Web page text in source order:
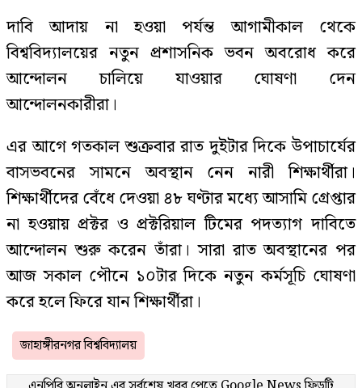
দাবি আদায় না হওয়া পর্যন্ত আগামীকাল থেকে
বিশ্ববিদ্যালয়ের নতুন প্রশাসনিক ভবন অবরোধ করে
আন্দোলন চালিয়ে যাওয়ার ঘোষণা দেন
আন্দোলনকারীরা।
এর আগে গতকাল শুক্রবার রাত দুইটার দিকে উপাচার্যের
বাসভবনের সামনে অবস্থান নেন নারী শিক্ষার্থীরা।
শিক্ষার্থীদের বেঁধে দেওয়া ৪৮ ঘণ্টার মধ্যে আসামি গ্রেপ্তার
না হওয়ায় প্রক্টর ও প্রক্টরিয়াল টিমের পদত্যাগ দাবিতে
আন্দোলন শুরু করেন তাঁরা। সারা রাত অবস্থানের পর
আজ সকাল পৌনে ১০টার দিকে নতুন কর্মসূচি ঘোষণা
করে হলে ফিরে যান শিক্ষার্থীরা।
জাহাঙ্গীরনগর বিশ্ববিদ্যালয়